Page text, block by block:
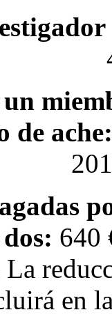
de ache
640
en